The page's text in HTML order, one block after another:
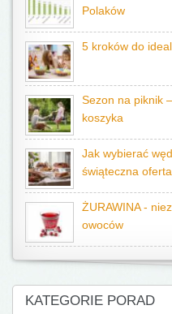
Polaków
5 kroków do
Sezon na piknik
koszyka
Jak wybierać
świąteczna
ŻURAWINA -
owoców
KATEGORIE PORAD